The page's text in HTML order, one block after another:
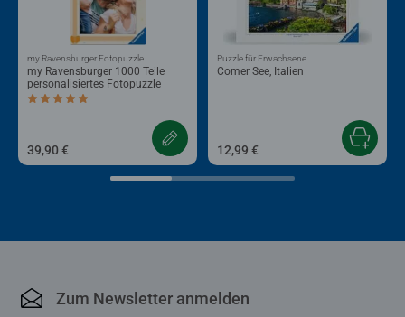
my Ravensburger 1000 Teile
personalisiertes Fotopuzzle
Durchschnittliche Bewertung 5,0 von 5 Sternen.
my Ravensburger Fotopuzzle
39,90 €
Comer See, Italien
Puzzle für Erwachsene
12,99 €
Zum Newsletter anmelden